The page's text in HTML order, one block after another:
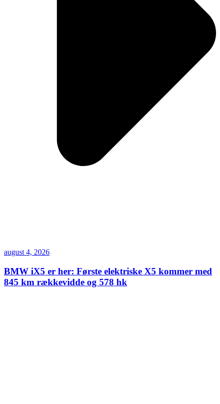
august 4, 2026
BMW iX5 er her: Første elektriske X5 kommer med
845 km rækkevidde og 578 hk